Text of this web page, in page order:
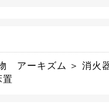
アーキズム ＞ 消火
置